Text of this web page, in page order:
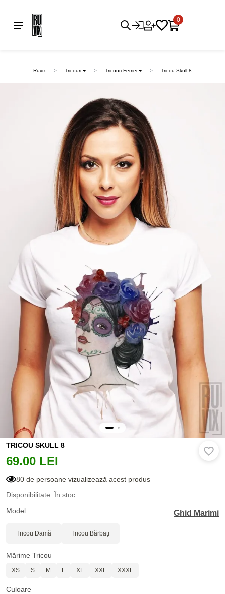
0
Ruvix Tricouri Tricouri Femei Tricou Skull 8
TRICOU SKULL 8
69.00 LEI
80 de persoane vizualizează acest produs
Disponibilitate: În stoc
Model
Ghid Marimi
Tricou Damă Tricou Bărbați
Mărime Tricou
XS S M L XL XXL XXXL
Culoare